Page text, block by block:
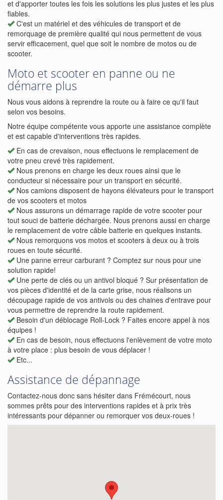
et d'apporter toutes les fois les solutions les plus justes et les plus
fiables.
C'est un matériel et des véhicules de transport et de
remorquage de première qualité qui nous permettent de vous
servir efficacement, quel que soit le nombre de motos ou de
scooter.
Moto et scooter en panne ou ne
démarre plus
Nous vous aidons à reprendre la route ou à faire ce qu'il faut
selon vos besoins.
Notre équipe compétente vous apporte une assistance complète
et est capable d'interventions très rapides.
En cas de crevaison, nous effectuons le remplacement de
votre pneu crevé très rapidement.
Nous prenons en charge les deux roues ainsi que le
conducteur si nécessaire pour un transport en sécurité.
Nos camions disposent de hayons élévateurs pour le transport
de vos scooters et motos
Nous assurons un démarrage rapide de votre scooter pour
tout souci de batterie déchargée. Nous prenons aussi en charge
le remplacement de votre câble batterie en quelques instants.
Nous remorquons vos motos et scooters à deux ou à trois
roues en toute sécurité.
Une panne erreur carburant ? Comptez sur nous pour une
solution rapide!
Une perte de clés ou un antivol bloqué ? Sur présentation de
vos pièces d'identité et de la carte grise, nous réalisons un
découpage rapide de vos antivols ou des chaines d'entrave pour
vous permettre de reprendre la route rapidement.
Besoin d'un déblocage Roll-Lock ? Faites encore appel à nos
équipes !
En cas de besoin, nous effectuons l'enlèvement de votre moto
à votre place : plus besoin de vous déplacer !
Etc...
Assistance de dépannage
Contactez-nous donc sans hésiter dans Frémécourt, nous
sommes prêts pour des interventions rapides et à prix très
intéressants pour dépanner ou remorquer vos deux-roues !